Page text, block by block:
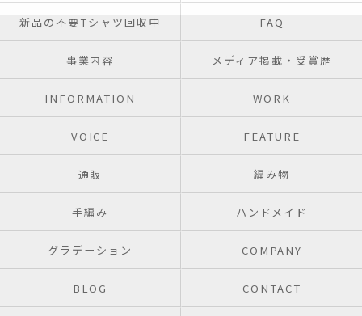
新品の不要Tシャツ回収中 FAQ
事業内容 メディア掲載・受賞歴
INFORMATION WORK
VOICE FEATURE
通販 編み物
手編み ハンドメイド
グラデーション COMPANY
BLOG CONTACT